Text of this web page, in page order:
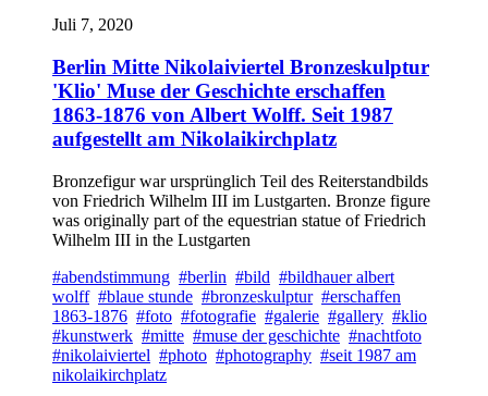
Juli 7, 2020
Berlin Mitte Nikolaiviertel Bronzeskulptur
'Klio' Muse der Geschichte erschaffen
1863-1876 von Albert Wolff. Seit 1987
aufgestellt am Nikolaikirchplatz
Bronzefigur war ursprünglich Teil des Reiterstandbilds
von Friedrich Wilhelm III im Lustgarten. Bronze figure
was originally part of the equestrian statue of Friedrich
Wilhelm III in the Lustgarten
#abendstimmung #berlin #bild #bildhauer albert
wolff #blaue stunde #bronzeskulptur #erschaffen
1863-1876 #foto #fotografie #galerie #gallery #klio
#kunstwerk #mitte #muse der geschichte #nachtfoto
#nikolaiviertel #photo #photography #seit 1987 am
nikolaikirchplatz